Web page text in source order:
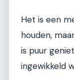
Het is een
houden,
is puur
ingewikkeld